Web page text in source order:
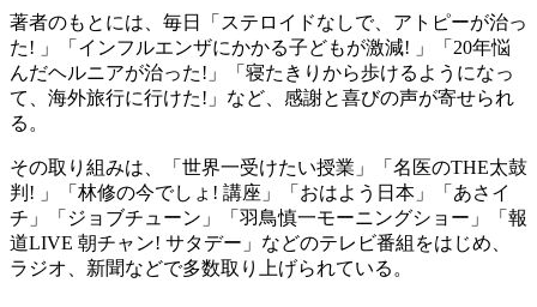
著者のもとには、毎日「ステロイドなしで、アトピーが治っ
た! 」「インフルエンザにかかる子どもが激減! 」「20年悩
んだヘルニアが治った!」「寝たきりから歩けるようになっ
て、海外旅行に行けた!」など、感謝と喜びの声が寄せられ
る。
その取り組みは、「世界一受けたい授業」「名医のTHE太鼓
判! 」「林修の今でしょ! 講座」「おはよう日本」「あさイ
チ」「ジョブチューン」「羽鳥慎一モーニングショー」「報
道LIVE 朝チャン! サタデー」などのテレビ番組をはじめ、
ラジオ、新聞などで多数取り上げられている。